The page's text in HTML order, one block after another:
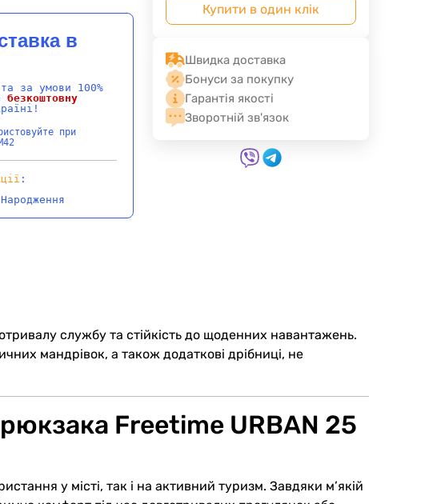
в
за умови 100%
безкоштовну
при
:
Купити в один клік
Швидка доставка
Бонуси за покупку
Гарантія якості
Зворотній зв'язок
службу та стійкість до щоденних навантажень.
мандрівок, а також додаткові дрібниці, не
рюкзака Freetime URBAN 25
у місті, так і на активний туризм. Завдяки м’якій